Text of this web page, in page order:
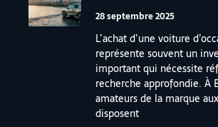
28 septembre 2025
L’achat d’une voiture
représente souvent un
important qui nécessite
recherche approfondie. À
amateurs de la marque
disposent